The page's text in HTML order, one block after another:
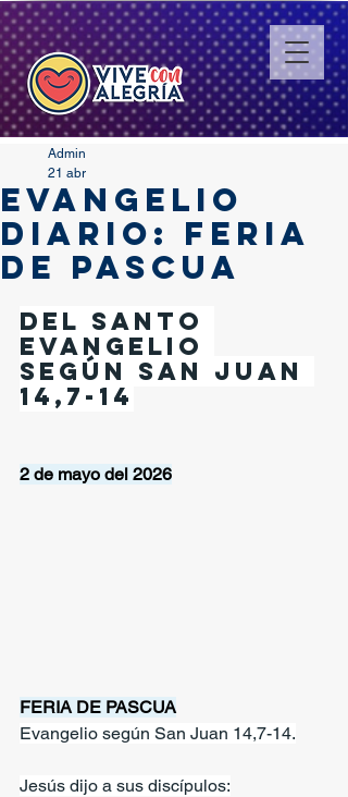
EVANGELIO
DIARIO: FERIA
DE PASCUA
Admin
21 abr
Del santo
Evangelio
según San Juan
14,7-14
2 de mayo del 2026
FERIA DE PASCUA
Evangelio según San Juan 14,7-14.
Jesús dijo a sus discípulos: